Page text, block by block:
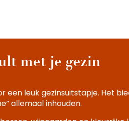
met je gezin
een leuk gezinsuitstapje. Het
allemaal inhouden.